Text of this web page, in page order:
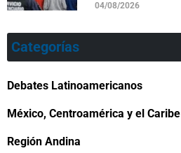
04/08/2026
Categorías
Debates Latinoamericanos
México, Centroamérica y el Caribe
Región Andina